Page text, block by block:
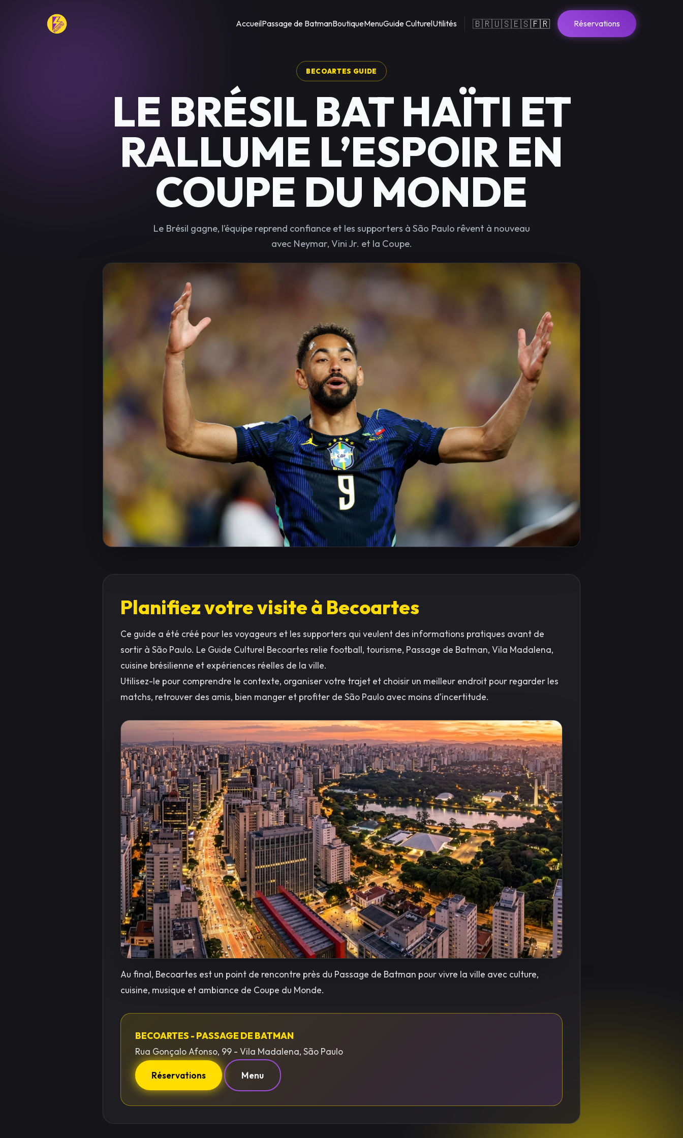
AccueilPassage de BatmanBoutiqueMenuGuide CulturelUtilités 🇧🇷🇺🇸🇪🇸🇫🇷 Réservations
BECOARTES GUIDE
LE BRÉSIL BAT HAÏTI ET
RALLUME L’ESPOIR EN
COUPE DU MONDE
Le Brésil gagne, l’équipe reprend confiance et les supporters à São Paulo rêvent à nouveau
avec Neymar, Vini Jr. et la Coupe.
Planifiez votre visite à Becoartes
Ce guide a été créé pour les voyageurs et les supporters qui veulent des informations pratiques avant de
sortir à São Paulo. Le Guide Culturel Becoartes relie football, tourisme, Passage de Batman, Vila Madalena,
cuisine brésilienne et expériences réelles de la ville.
Utilisez-le pour comprendre le contexte, organiser votre trajet et choisir un meilleur endroit pour regarder les
matchs, retrouver des amis, bien manger et profiter de São Paulo avec moins d’incertitude.
Au final, Becoartes est un point de rencontre près du Passage de Batman pour vivre la ville avec culture,
cuisine, musique et ambiance de Coupe du Monde.
BECOARTES - PASSAGE DE BATMAN
Rua Gonçalo Afonso, 99 - Vila Madalena, São Paulo
Réservations Menu